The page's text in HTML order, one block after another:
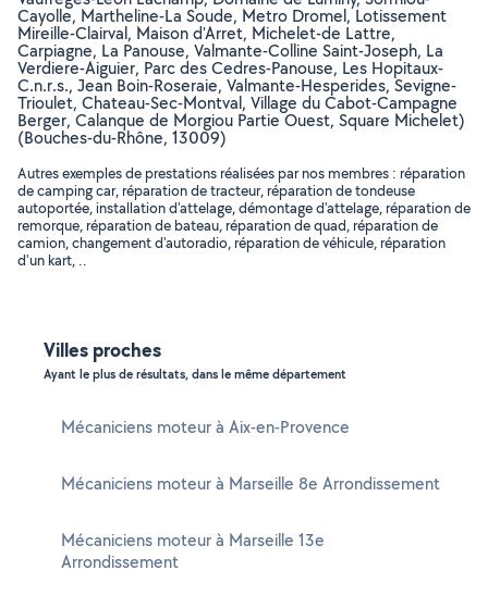
Cayolle, Martheline-La Soude, Metro Dromel, Lotissement
Mireille-Clairval, Maison d'Arret, Michelet-de Lattre,
Carpiagne, La Panouse, Valmante-Colline Saint-Joseph, La
Verdiere-Aiguier, Parc des Cedres-Panouse, Les Hopitaux-
C.n.r.s., Jean Boin-Roseraie, Valmante-Hesperides, Sevigne-
Trioulet, Chateau-Sec-Montval, Village du Cabot-Campagne
Berger, Calanque de Morgiou Partie Ouest, Square Michelet)
(Bouches-du-Rhône, 13009)
Autres exemples de prestations réalisées par nos membres : réparation
de camping car, réparation de tracteur, réparation de tondeuse
autoportée, installation d'attelage, démontage d'attelage, réparation de
remorque, réparation de bateau, réparation de quad, réparation de
camion, changement d'autoradio, réparation de véhicule, réparation
d'un kart, ..
Villes proches
Ayant le plus de résultats, dans le même département
Mécaniciens moteur à Aix-en-Provence
Mécaniciens moteur à Marseille 8e Arrondissement
Mécaniciens moteur à Marseille 13e
Arrondissement